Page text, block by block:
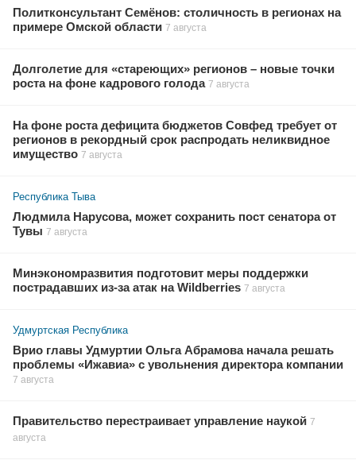
Политконсультант Семёнов: столичность в регионах на
примере Омской области 7 августа
Долголетие для «стареющих» регионов – новые точки
роста на фоне кадрового голода 7 августа
На фоне роста дефицита бюджетов Совфед требует от
регионов в рекордный срок распродать неликвидное
имущество 7 августа
Республика Тыва
Людмила Нарусова, может сохранить пост сенатора от
Тувы 7 августа
Минэкономразвития подготовит меры поддержки
пострадавших из-за атак на Wildberries 7 августа
Удмуртская Республика
Врио главы Удмуртии Ольга Абрамова начала решать
проблемы «Ижавиа» с увольнения директора компании
7 августа
Правительство перестраивает управление наукой 7
августа